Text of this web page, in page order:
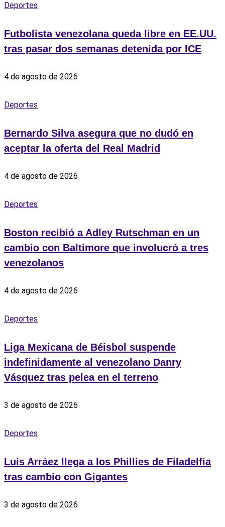
Deportes
Futbolista venezolana queda libre en EE.UU.
tras pasar dos semanas detenida por ICE
4 de agosto de 2026
Deportes
Bernardo Silva asegura que no dudó en
aceptar la oferta del Real Madrid
4 de agosto de 2026
Deportes
Boston recibió a Adley Rutschman en un
cambio con Baltimore que involucró a tres
venezolanos
4 de agosto de 2026
Deportes
Liga Mexicana de Béisbol suspende
indefinidamente al venezolano Danry
Vásquez tras pelea en el terreno
3 de agosto de 2026
Deportes
Luis Arráez llega a los Phillies de Filadelfia
tras cambio con Gigantes
3 de agosto de 2026